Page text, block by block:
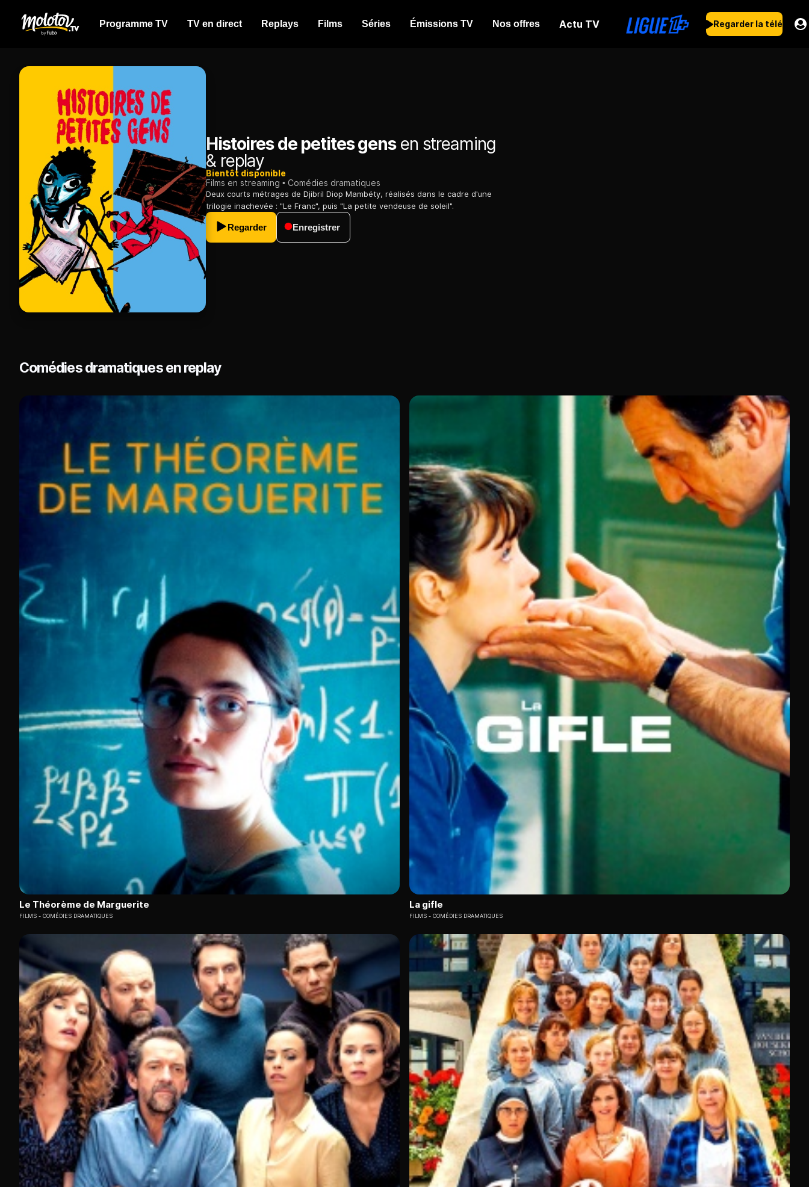
Programme TV TV en direct Replays Films Séries Émissions TV Nos offres Actu TV Regarder la télé
Histoires de petites gensen streaming
& replay
Bientôt disponible
Films en streaming
Comédies dramatiques
Deux courts métrages de Djibril Diop Mambéty, réalisés dans le cadre d'une
trilogie inachevée : "Le Franc", puis "La petite vendeuse de soleil".
Regarder Enregistrer
Comédies dramatiques en replay
Le Théorème de Marguerite
FILMS COMÉDIES DRAMATIQUES
La gifle
FILMS COMÉDIES DRAMATIQUES